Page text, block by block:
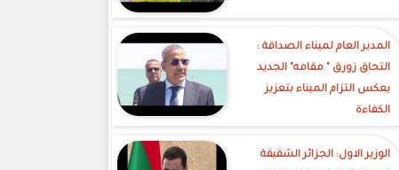
‎المدير العام لميناء الصداقة :
التحاق زورق " مقامه" الجديد
يعكس التزام الميناء بتعزيز
الكفاءة
الوزير الاول: الجزائر الشقيقة